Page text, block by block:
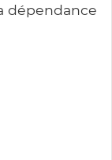
dépendance